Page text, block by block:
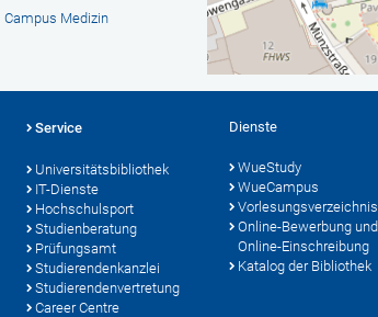
Campus Medizin
Service
Universitätsbibliothek
IT-Dienste
Hochschulsport
Studienberatung
Prüfungsamt
Studierendenkanzlei
Studierendenvertretung
Career Centre
Dienste
WueStudy
WueCampus
Vorlesungsverzeichnis
Online-Bewerbung und
Online-Einschreibung
Katalog der Bibliothek